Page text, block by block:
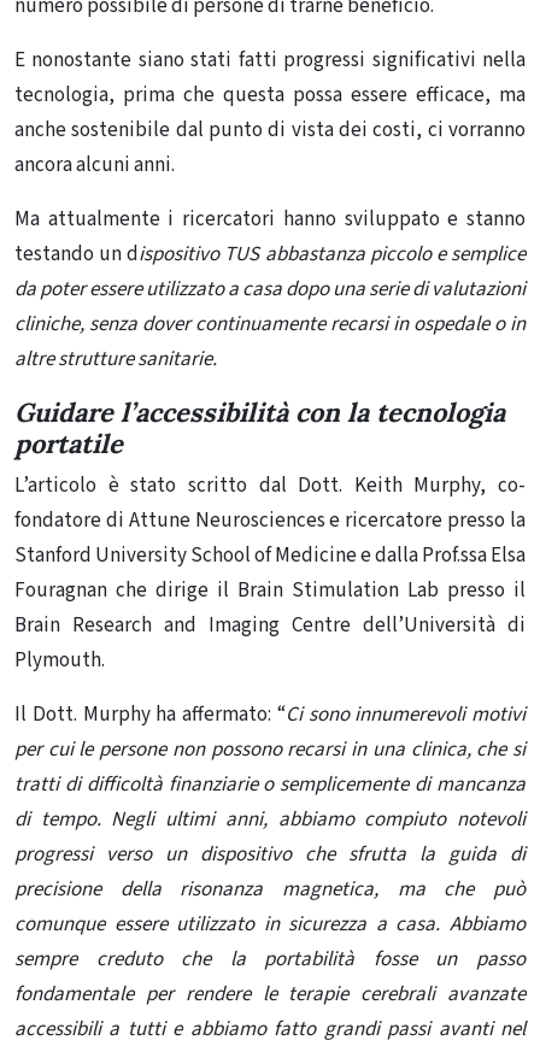
numero possibile di persone di trarne beneficio.
E nonostante siano stati fatti progressi significativi nella
tecnologia, prima che questa possa essere efficace, ma
anche sostenibile dal punto di vista dei costi, ci vorranno
ancora alcuni anni.
Ma attualmente i ricercatori hanno sviluppato e stanno
testando un dispositivo TUS abbastanza piccolo e semplice
da poter essere utilizzato a casa dopo una serie di valutazioni
cliniche, senza dover continuamente recarsi in ospedale o in
altre strutture sanitarie.
Guidare l’accessibilità con la tecnologia
portatile
L’articolo è stato scritto dal Dott. Keith Murphy, co-
fondatore di Attune Neurosciences e ricercatore presso la
Stanford University School of Medicine e dalla Prof.ssa Elsa
Fouragnan che dirige il Brain Stimulation Lab presso il
Brain Research and Imaging Centre dell’Università di
Plymouth.
Il Dott. Murphy ha affermato: “Ci sono innumerevoli motivi
per cui le persone non possono recarsi in una clinica, che si
tratti di difficoltà finanziarie o semplicemente di mancanza
di tempo. Negli ultimi anni, abbiamo compiuto notevoli
progressi verso un dispositivo che sfrutta la guida di
precisione della risonanza magnetica, ma che può
comunque essere utilizzato in sicurezza a casa. Abbiamo
sempre creduto che la portabilità fosse un passo
fondamentale per rendere le terapie cerebrali avanzate
accessibili a tutti e abbiamo fatto grandi passi avanti nel